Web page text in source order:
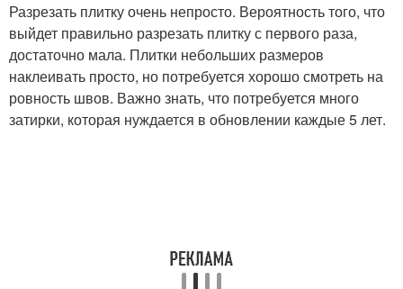
Разрезать плитку очень непросто. Вероятность того, что
выйдет правильно разрезать плитку с первого раза,
достаточно мала. Плитки небольших размеров
наклеивать просто, но потребуется хорошо смотреть на
ровность швов. Важно знать, что потребуется много
затирки, которая нуждается в обновлении каждые 5 лет.